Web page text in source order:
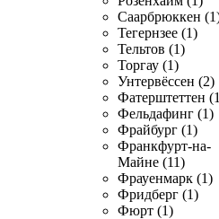
Саарбрюккен
Тегернзее (1)
Тельтов (1)
Торгау (1)
Унтервёссен (2)
Фатерштеттен
Фельдафинг (1)
Фрайбург (1)
Франкфурт-на-
Майне (11)
Фрауенмарк (1)
Фридберг (1)
Фюрт (1)